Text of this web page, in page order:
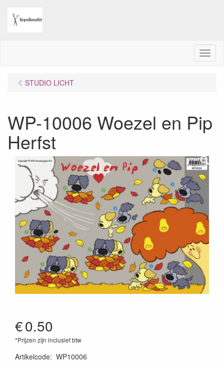
M
e
STUDIO LICHT
WP-10006 Woezel en Pip
Herfst
€0.50
*Prijzen zijn inclusief btw
Artikelcode: WP10006